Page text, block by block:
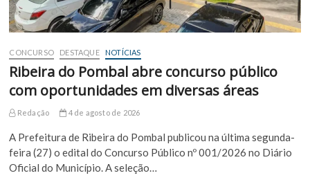
CONCURSO DESTAQUE NOTÍCIAS
Ribeira do Pombal abre concurso público
com oportunidades em diversas áreas
Redação 4 de agosto de 2026
A Prefeitura de Ribeira do Pombal publicou na última segunda-
feira (27) o edital do Concurso Público nº 001/2026 no Diário
Oficial do Município. A seleção…